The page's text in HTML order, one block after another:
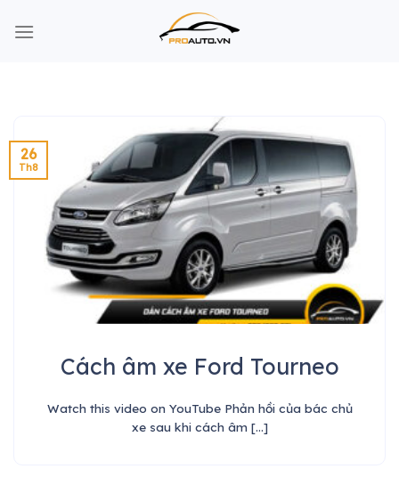
Cách âm xe Ford Tourneo
Watch this video on YouTube Phản hồi của bác chủ
xe sau khi cách âm [...]
26
Th8